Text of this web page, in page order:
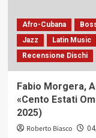
e
la
in
Afro-Cubana
Jazz
Latin Music
Recensione Dischi
Fabio Morgera,
«Cento Estati
2025)
Roberto Biasco